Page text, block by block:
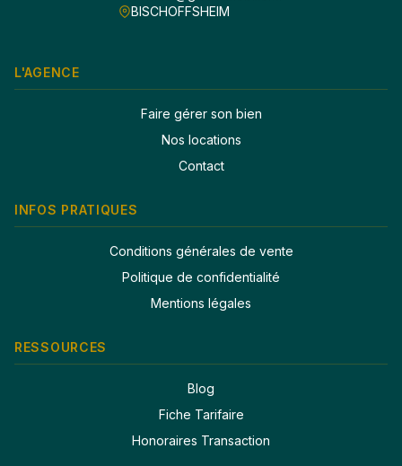
BISCHOFFSHEIM
L'AGENCE
Faire gérer son bien
Nos locations
Contact
INFOS PRATIQUES
Conditions générales de vente
Politique de confidentialité
Mentions légales
RESSOURCES
Blog
Fiche Tarifaire
Honoraires Transaction